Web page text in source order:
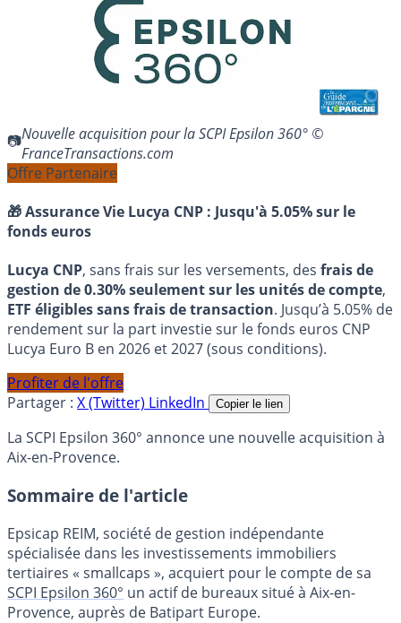
Nouvelle acquisition pour la SCPI Epsilon 360° ©
FranceTransactions.com
Offre Partenaire
🎁 Assurance Vie Lucya CNP : Jusqu'à 5.05% sur le
fonds euros
Lucya CNP, sans frais sur les versements, des frais de
gestion de 0.30% seulement sur les unités de compte,
ETF éligibles sans frais de transaction. Jusqu’à 5.05% de
rendement sur la part investie sur le fonds euros CNP
Lucya Euro B en 2026 et 2027 (sous conditions).
Profiter de l'offre
Partager : X (Twitter) LinkedIn Copier le lien
La SCPI Epsilon 360° annonce une nouvelle acquisition à
Aix-en-Provence.
Sommaire de l'article
Epsicap REIM, société de gestion indépendante
spécialisée dans les investissements immobiliers
tertiaires « smallcaps », acquiert pour le compte de sa
SCPI Epsilon 360° un actif de bureaux situé à Aix-en-
Provence, auprès de Batipart Europe.